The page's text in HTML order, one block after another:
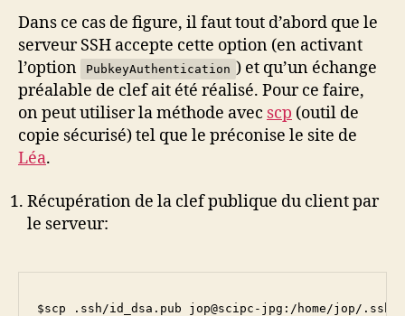
Dans ce cas de figure, il faut tout d’abord que le
serveur SSH accepte cette option (en activant
l’option
PubkeyAuthentication ) et qu’un échange
préalable de clef ait été réalisé. Pour ce faire,
on peut utiliser la méthode avec scp (outil de
copie sécurisé) tel que le préconise le site de
Léa.
Récupération de la clef publique du client par
le serveur:
$scp .ssh/id_dsa.pub jop@scipc-jpg:/home/jop/.ssh/